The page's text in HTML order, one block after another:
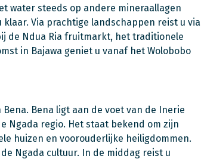
water steeds op andere mineraallagen
Via prachtige landschappen reist u via
de Ndua Ria fruitmarkt, het traditionele
in Bajawa geniet u vanaf het Wolobobo
Bena ligt aan de voet van de Inerie
Ngada regio. Het staat bekend om zijn
huizen en voorouderlijke heiligdommen.
Ngada cultuur. In de middag reist u